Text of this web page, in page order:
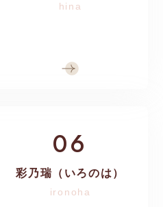
hina
06
彩乃瑞（いろのは）
ironoha